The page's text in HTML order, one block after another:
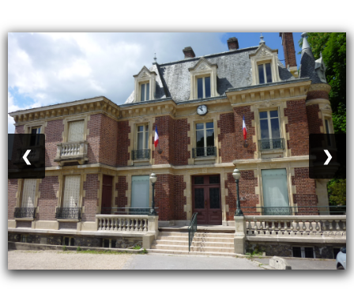
❮ ❯